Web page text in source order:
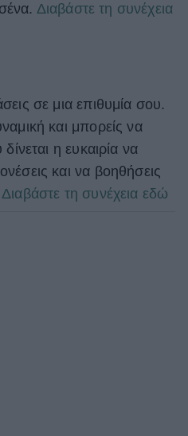
Διαβάστε τη συνέχεια
σε μια επιθυμία σου.
και μπορείς να
η ευκαιρία να
και να βοηθήσεις
Διαβάστε τη συνέχεια εδώ